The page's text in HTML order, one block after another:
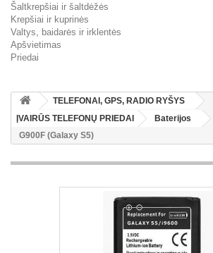
Šaltkrepšiai ir šaltdėžės
Krepšiai ir kuprinės
Valtys, baidarės ir irklentės
Apšvietimas
Priedai
TELEFONAI, GPS, RADIO RYŠYS
ĮVAIRŪS TELEFONŲ PRIEDAI
Baterijos
G900F (Galaxy S5)